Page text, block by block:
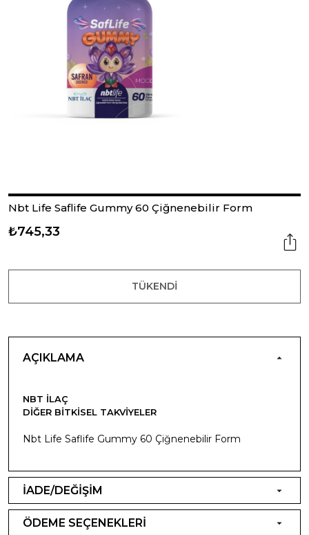
Nbt Life Saflife Gummy 60 Çiğnenebilir Form
₺745,33
TÜKENDI
AÇIKLAMA
NBT İLAÇ
DIĞER BITKISEL TAKVIYELER
Nbt Life Saflife Gummy 60 Çiğnenebilir Form
İADE/DEĞİŞİM
ÖDEME SEÇENEKLERİ